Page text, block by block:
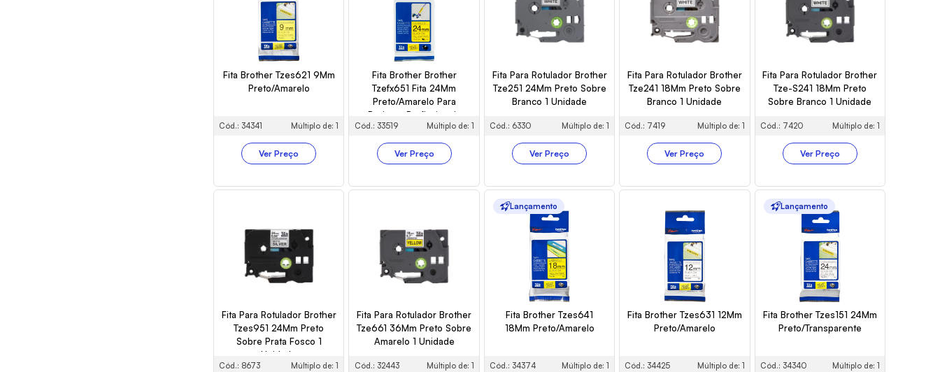
Fita Brother Tzes621 9Mm
Preto/Amarelo
Cód.: 34341 Múltiplo de: 1
Ver Preço
Fita Brother Brother
Tzefx651 Fita 24Mm
Preto/Amarelo Para
Projetos Profissionais
Cód.: 33519 Múltiplo de: 1
Ver Preço
Fita Para Rotulador Brother
Tze251 24Mm Preto Sobre
Branco 1 Unidade
Cód.: 6330 Múltiplo de: 1
Ver Preço
Fita Para Rotulador Brother
Tze241 18Mm Preto Sobre
Branco 1 Unidade
Cód.: 7419 Múltiplo de: 1
Ver Preço
Fita Para Rotulador Brother
Tze-S241 18Mm Preto
Sobre Branco 1 Unidade
Cód.: 7420 Múltiplo de: 1
Ver Preço
Fita Para Rotulador Brother
Tzes951 24Mm Preto
Sobre Prata Fosco 1
Unidade
Cód.: 8673 Múltiplo de: 1
Fita Para Rotulador Brother
Tze661 36Mm Preto Sobre
Amarelo 1 Unidade
Cód.: 32443 Múltiplo de: 1
Lançamento
Fita Brother Tzes641
18Mm Preto/Amarelo
Cód.: 34374 Múltiplo de: 1
Fita Brother Tzes631 12Mm
Preto/Amarelo
Cód.: 34425 Múltiplo de: 1
Lançamento
Fita Brother Tzes151 24Mm
Preto/Transparente
Cód.: 34340 Múltiplo de: 1